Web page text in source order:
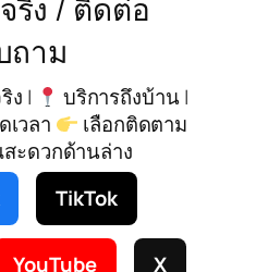
ริง / ติดต่อ
ถาม
ง |
บริการถึงบ้าน |
วลา
เลือกติดตาม
ะดวกด้านล่าง
TikTok
YouTube X